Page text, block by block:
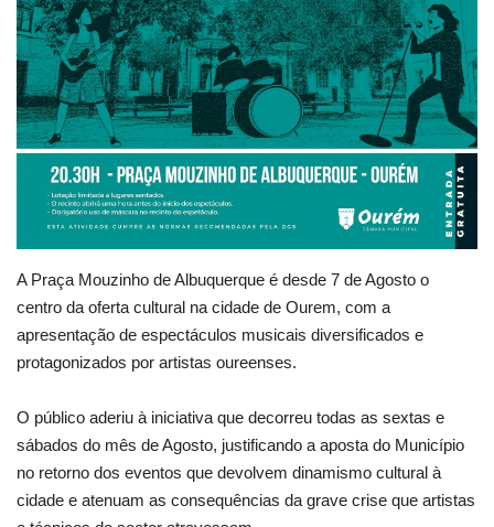
Lazer
Ambiente
A Praça Mouzinho de Albuquerque é desde 7 de Agosto o
centro da oferta cultural na cidade de Ourem, com a
apresentação de espectáculos musicais diversificados e
protagonizados por artistas oureenses.
O público aderiu à iniciativa que decorreu todas as sextas e
sábados do mês de Agosto, justificando a aposta do Município
no retorno dos eventos que devolvem dinamismo cultural à
cidade e atenuam as consequências da grave crise que artistas